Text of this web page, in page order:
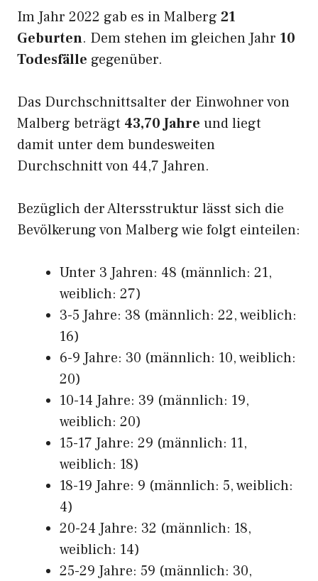
Im Jahr 2022 gab es in Malberg 21
Geburten. Dem stehen im gleichen Jahr 10
Todesfälle gegenüber.
Das Durchschnittsalter der Einwohner von
Malberg beträgt 43,70 Jahre und liegt
damit unter dem bundesweiten
Durchschnitt von 44,7 Jahren.
Bezüglich der Altersstruktur lässt sich die
Bevölkerung von Malberg wie folgt einteilen:
Unter 3 Jahren: 48 (männlich: 21,
weiblich: 27)
3-5 Jahre: 38 (männlich: 22, weiblich:
16)
6-9 Jahre: 30 (männlich: 10, weiblich:
20)
10-14 Jahre: 39 (männlich: 19,
weiblich: 20)
15-17 Jahre: 29 (männlich: 11,
weiblich: 18)
18-19 Jahre: 9 (männlich: 5, weiblich:
4)
20-24 Jahre: 32 (männlich: 18,
weiblich: 14)
25-29 Jahre: 59 (männlich: 30,